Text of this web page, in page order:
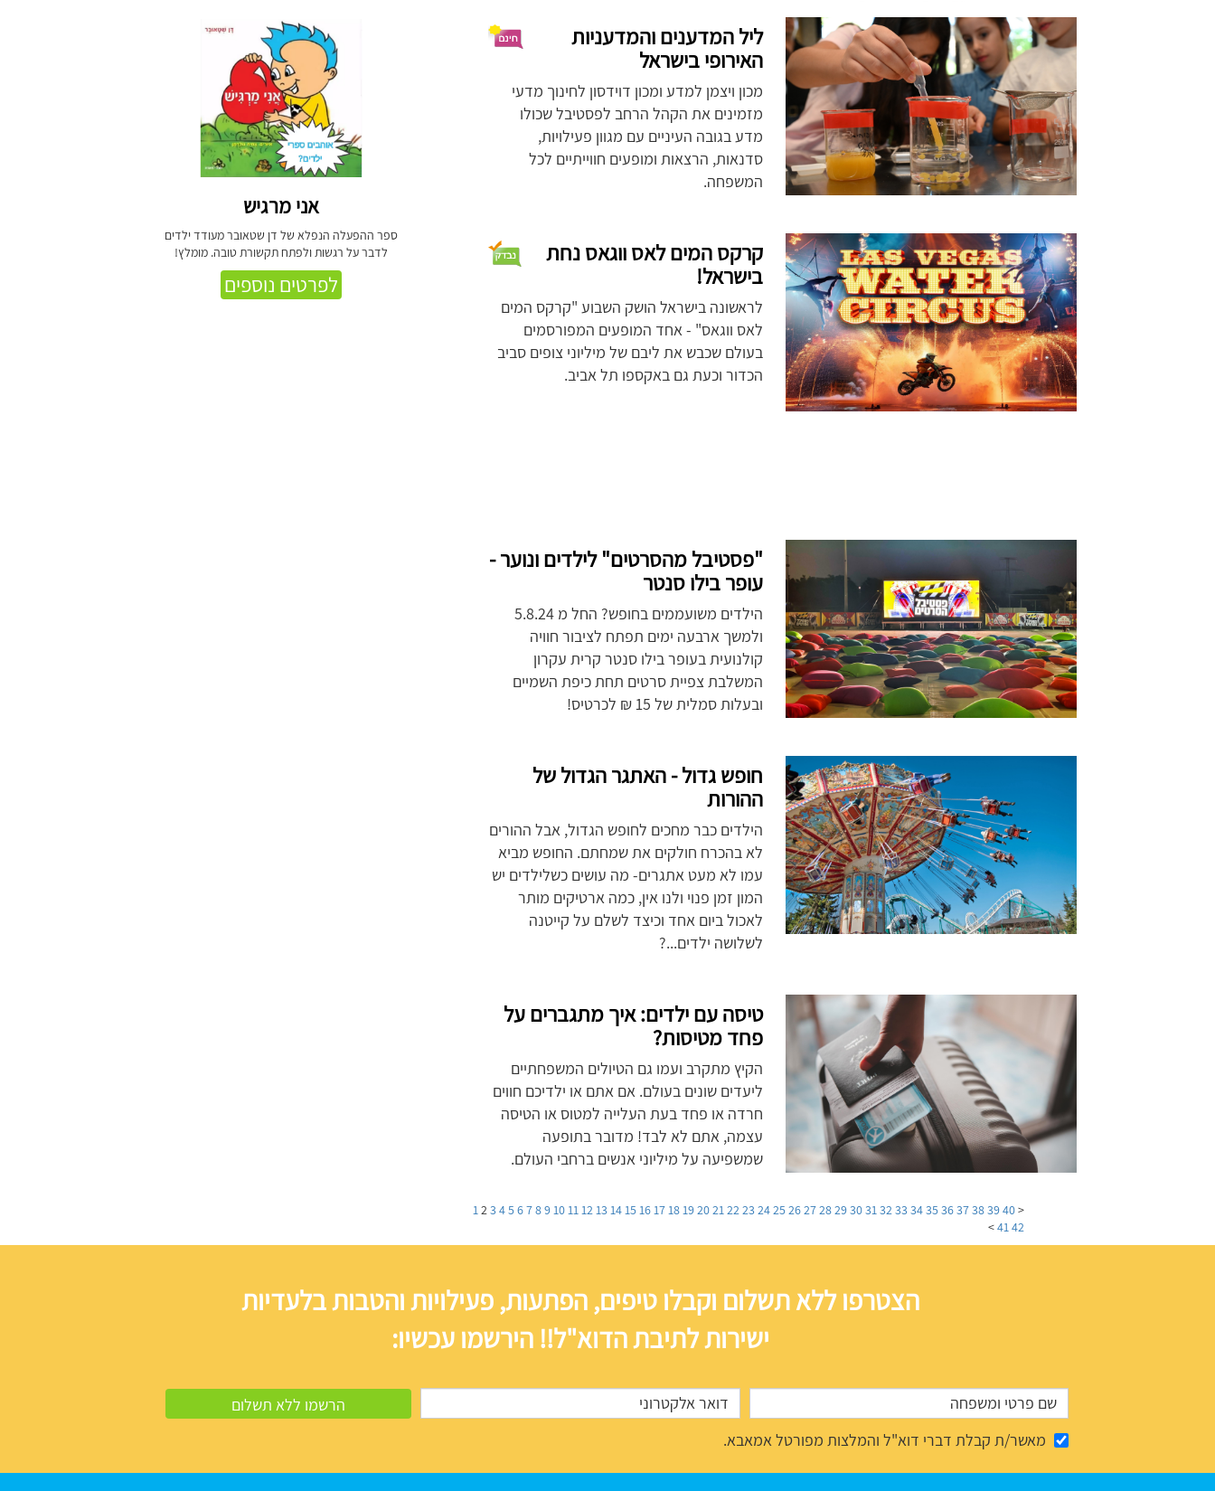
ליל המדענים והמדעניות
האירופי בישראל
מכון ויצמן למדע ומכון דוידסון לחינוך מדעי
מזמינים את הקהל הרחב לפסטיבל שכולו
מדע בגובה העיניים עם מגוון פעילויות,
סדנאות, הרצאות ומופעים חווייתיים לכל
המשפחה.
קרקס המים לאס ווגאס נחת
בישראל!
לראשונה בישראל הושק השבוע "קרקס המים
לאס ווגאס" - אחד המופעים המפורסמים
בעולם שכבש את ליבם של מיליוני צופים סביב
הכדור וכעת גם באקספו תל אביב.
"פסטיבל מהסרטים" לילדים ונוער -
עופר בילו סנטר
הילדים משועממים בחופש? החל מ 5.8.24
ולמשך ארבעה ימים תפתח לציבור חוויה
קולנועית בעופר בילו סנטר קרית עקרון
המשלבת צפיית סרטים תחת כיפת השמיים
ובעלות סמלית של 15 ₪ לכרטיס!
חופש גדול - האתגר הגדול של
ההורות
הילדים כבר מחכים לחופש הגדול, אבל ההורים
לא בהכרח חולקים את שמחתם. החופש מביא
עמו לא מעט אתגרים- מה עושים כשלילדים יש
המון זמן פנוי ולנו אין, כמה ארטיקים מותר
לאכול ביום אחד וכיצד לשלם על קייטנה
לשלושה ילדים...?
טיסה עם ילדים: איך מתגברים על
פחד מטיסות?
הקיץ מתקרב ועמו גם הטיולים המשפחתיים
ליעדים שונים בעולם. אם אתם או ילדיכם חווים
חרדה או פחד בעת העלייה למטוס או הטיסה
עצמה, אתם לא לבד! מדובר בתופעה
שמשפיעה על מיליוני אנשים ברחבי העולם.
<
12345678910111213141516171819202122232425262728293031323334353637383940
4142
>
אני מרגיש
ספר ההפעלה הנפלא של דן שטאובר מעודד ילדים
לדבר על רגשות ולפתח תקשורת טובה. מומלץ!
לפרטים נוספים
הצטרפו ללא תשלום וקבלו טיפים, הפתעות, פעילויות והטבות בלעדיות
ישירות לתיבת הדוא"ל!! הירשמו עכשיו:
מאשר/ת קבלת דברי דוא"ל והמלצות מפורטל אמאבא.